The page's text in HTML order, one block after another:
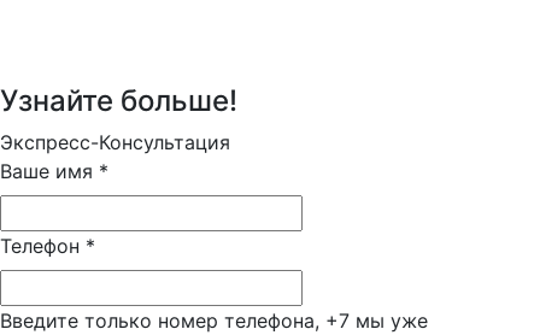
Узнайте больше!
Экспресс-Консультация
Ваше имя *
Телефон *
Введите только номер телефона, +7 мы уже